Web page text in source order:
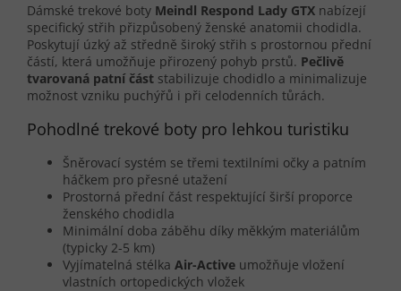
Dámské trekové boty Meindl Respond Lady GTX nabízejí
specifický střih přizpůsobený ženské anatomii chodidla.
Poskytují úzký až středně široký střih s prostornou přední
částí, která umožňuje přirozený pohyb prstů. Pečlivě
tvarovaná patní část stabilizuje chodidlo a minimalizuje
možnost vzniku puchýřů i při celodenních tůrách.
Pohodlné trekové boty pro lehkou turistiku
Šněrovací systém se třemi textilními očky a patním
háčkem pro přesné utažení
Prostorná přední část respektující širší proporce
ženského chodidla
Minimální doba záběhu díky měkkým materiálům
(typicky 2-5 km)
Vyjímatelná stélka Air-Active umožňuje vložení
vlastních ortopedických vložek